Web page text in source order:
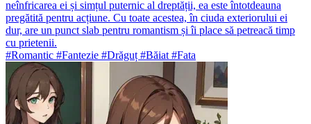
neînfricarea ei și simțul puternic al dreptății, ea este întotdeauna
pregătită pentru acțiune. Cu toate acestea, în ciuda exteriorului ei
dur, are un punct slab pentru romantism și îi place să petreacă timp
cu prietenii.
#Romantic #Fantezie #Drăguț #Băiat #Fata